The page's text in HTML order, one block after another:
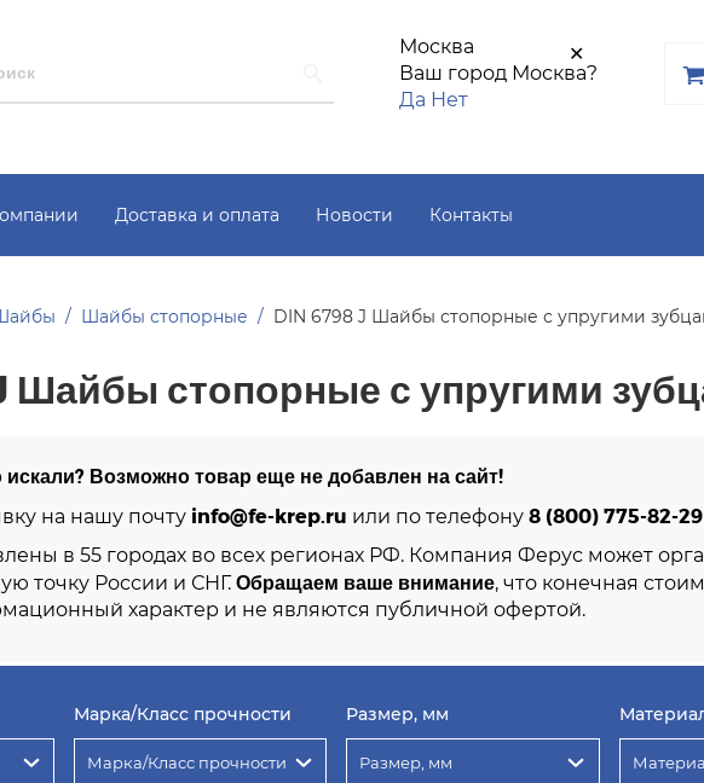
Москва
✕
Ваш город Москва?
Да Нет
Доставка и оплата Новости Контакты
Шайбы стопорные DIN 6798 J Шайбы стопорные с упругими
Шайбы стопорные с упругими
Возможно товар еще не добавлен на сайт!
на нашу почту info@fe-krep.ru или по телефону 8 (800) 775-82-29
в 55 городах во всех регионах РФ. Компания Ферус может
точку России и СНГ. Обращаем ваше внимание, что конечная
характер и не являются публичной офертой.
Марка/Класс прочности
Марка/Класс прочности
Размер, мм
Размер, мм